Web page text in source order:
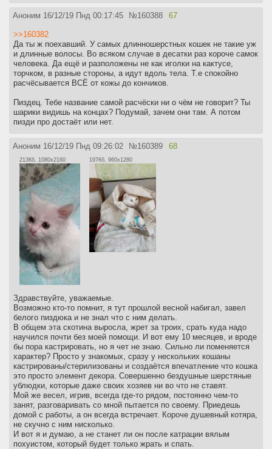
Аноним 16/12/19 Пнд 00:17:45 №160388 67
>>160382
Да ты ж поехавший. У самых длинношерстных кошек не такие уж
и длинные волосы. Во всяком случае в десатки раз короче самок
человека. Да ещё и разположены не как иголки на кактусе,
торчком, в разные стороны, а идут вдоль тела. Т.е спокойно
расчёсывается ВСЁ от кожы до кончиков.
Пиздец. Тебе название самой расчёски ни о чём не говорит? Ты
шарики видишь на концах? Подумай, зачем они там. А потом
пизди про достаёт или нет.
Аноним 16/12/19 Пнд 09:26:02 №160389 68
213Кб, 1080x2160 197Кб, 960x1280
Здравствуйте, уважаемые.
Возможно кто-то помнит, я тут прошлой весной набигал, завел
белого пиздюка и не знал что с ним делать.
В общем эта скотина выросла, жрет за троих, срать куда надо
научился почти без моей помощи. И вот ему 10 месяцев, и вроде
бы пора кастрировать, но я чет не знаю. Сильно ли поменяется
характер? Просто у знакомых, сразу у нескольких кошаны
кастрированы/стерилизованы и создаётся впечатление что кошка
это просто элемент декора. Совершенно бездушные шерстяные
ублюдки, которые даже своих хозяев ни во что не ставят.
Мой же весел, игрив, всегда где-то рядом, постоянно чем-то
занят, разговаривать со мной пытается по своему. Приедешь
домой с работы, а он всегда встречает. Короче душевный котяра,
не скучно с ним нисколько.
И вот я и думаю, а не станет ли он после катрации вялым
похуистом, который будет только жрать и спать.